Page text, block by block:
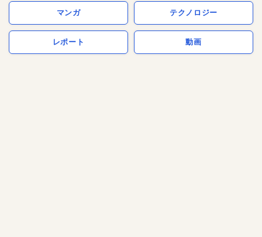
マンガ テクノロジー
レポート 動画